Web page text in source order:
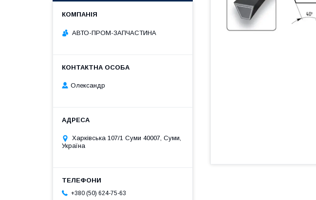
АВТО-ПРОМ-ЗАПЧАСТИНА
Олександр
Харківська 107/1 Суми 40007, Суми,
Україна
+380 (50) 624-75-63